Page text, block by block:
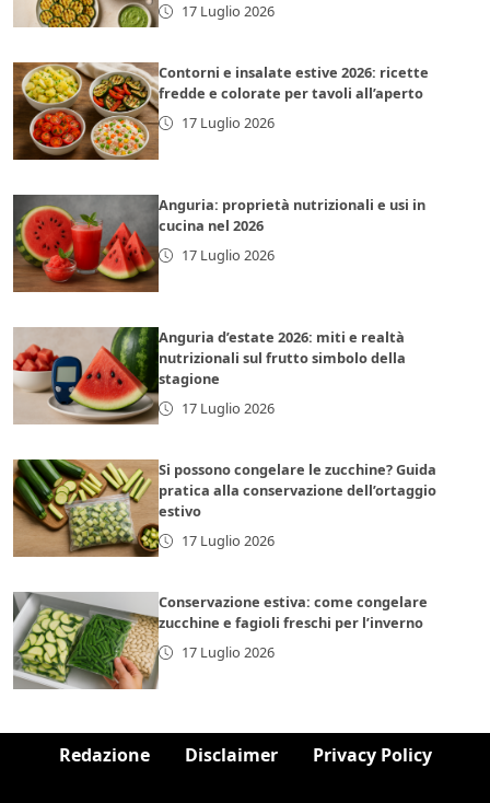
17 Luglio 2026
Contorni e insalate estive 2026: ricette
fredde e colorate per tavoli all’aperto
17 Luglio 2026
Anguria: proprietà nutrizionali e usi in
cucina nel 2026
17 Luglio 2026
Anguria d’estate 2026: miti e realtà
nutrizionali sul frutto simbolo della
stagione
17 Luglio 2026
Si possono congelare le zucchine? Guida
pratica alla conservazione dell’ortaggio
estivo
17 Luglio 2026
Conservazione estiva: come congelare
zucchine e fagioli freschi per l’inverno
17 Luglio 2026
Redazione Disclaimer Privacy Policy